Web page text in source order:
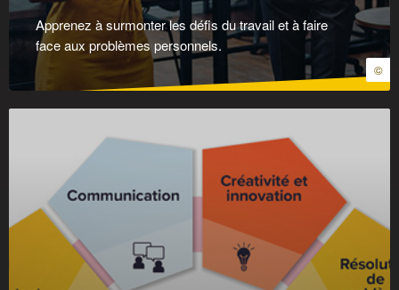
©
Apprenez à surmonter les défis du travail et à faire
face aux problèmes personnels.